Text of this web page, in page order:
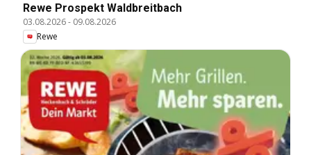
Rewe Prospekt Waldbreitbach
03.08.2026- 09.08.2026
Rewe